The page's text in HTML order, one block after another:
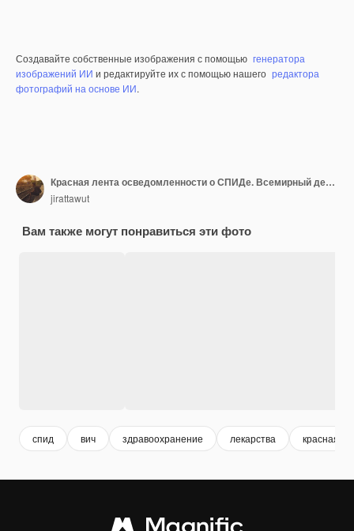
Создавайте собственные изображения с помощью генератора
изображений ИИ и редактируйте их с помощью нашего редактора
фотографий на основе ИИ.
Красная лента осведомленности о СПИДе. Всемирный день борьбы со СПИДом и концепция здравоохранения и медицины
jirattawut
Вам также могут понравиться эти фото
спид вич здравоохранение лекарства красная